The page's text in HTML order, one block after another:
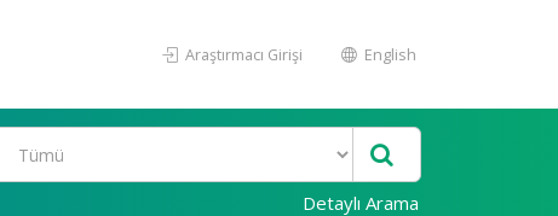
Araştırmacı Girişi English
Detaylı Arama